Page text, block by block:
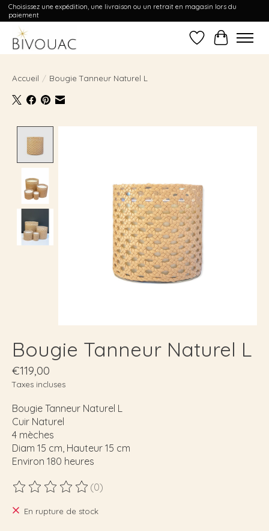
Choisissez une expédition, une livraison ou un retrait en magasin lors du
paiement
Liste dePanier
Accueil / Bougie Tanneur Naturel L
Bougie Tanneur Naturel L
€119,00
Taxes incluses
Bougie Tanneur Naturel L
Cuir Naturel
4 mèches
Diam 15 cm, Hauteur 15 cm
Environ 180 heures
Ce produit est évalué à
(0)
En rupture de stock